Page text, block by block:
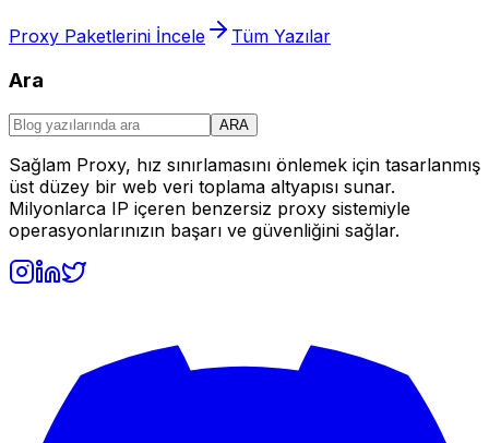
Proxy Paketlerini İncele Tüm Yazılar
Ara
ARA
Sağlam Proxy, hız sınırlamasını önlemek için tasarlanmış
üst düzey bir web veri toplama altyapısı sunar.
Milyonlarca IP içeren benzersiz proxy sistemiyle
operasyonlarınızın başarı ve güvenliğini sağlar.